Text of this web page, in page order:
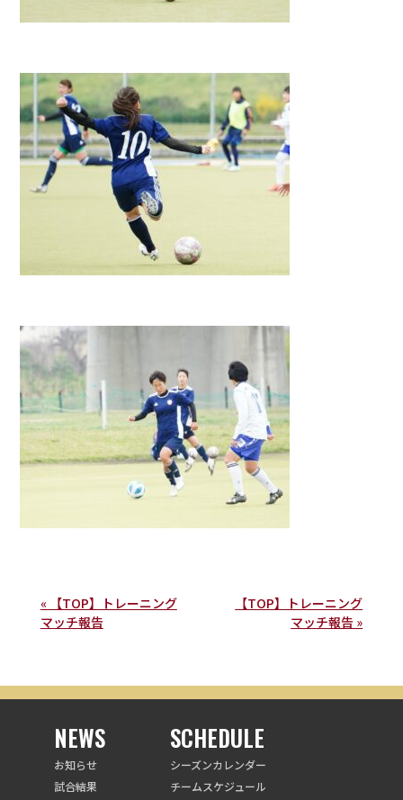
« 【TOP】トレーニング
マッチ報告
【TOP】トレーニング
マッチ報告 »
NEWS
お知らせ
試合結果
SCHEDULE
シーズンカレンダー
チームスケジュール